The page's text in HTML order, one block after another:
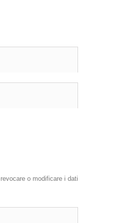
o modificare i dati